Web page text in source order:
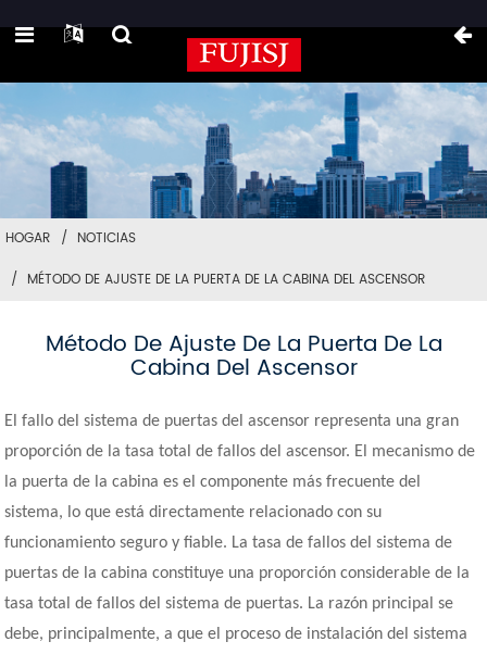
HOGAR
NOTICIAS
MÉTODO DE AJUSTE DE LA PUERTA DE LA CABINA DEL ASCENSOR
Método De Ajuste De La Puerta De La
Cabina Del Ascensor
El fallo del sistema de puertas del ascensor representa una gran
proporción de la tasa total de fallos del ascensor. El mecanismo de
la puerta de la cabina es el componente más frecuente del
sistema, lo que está directamente relacionado con su
funcionamiento seguro y fiable. La tasa de fallos del sistema de
puertas de la cabina constituye una proporción considerable de la
tasa total de fallos del sistema de puertas. La razón principal se
debe, principalmente, a que el proceso de instalación del sistema